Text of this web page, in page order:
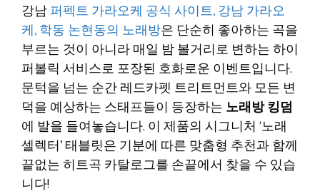
강남퍼펙트 가라오케 공식 사이트, 강남 가라오
케, 학동 논현동의 노래방은 단순히 좋아하는 곡을
부르는 것이 아니라 매일 밤 볼거리로 변하는 하이
퍼볼릭 서비스로 포장된 호화로운 이벤트입니다.
문턱을 넘는 순간 레드카펫 트리트먼트와 모든 변
덕을 예상하는 스태프들이 등장하는 노래방 킹덤
에 발을 들여놓습니다. 이 제품의 시그니처 ‘노래
셀렉터’ 태블릿은 기분에 따른 맞춤형 추천과 함께
끝없는 히트곡 카탈로그를 손끝에서 찾을 수 있습
니다!